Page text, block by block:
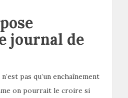
journal de
n’est pas qu’un enchaînement
on pourrait le croire si